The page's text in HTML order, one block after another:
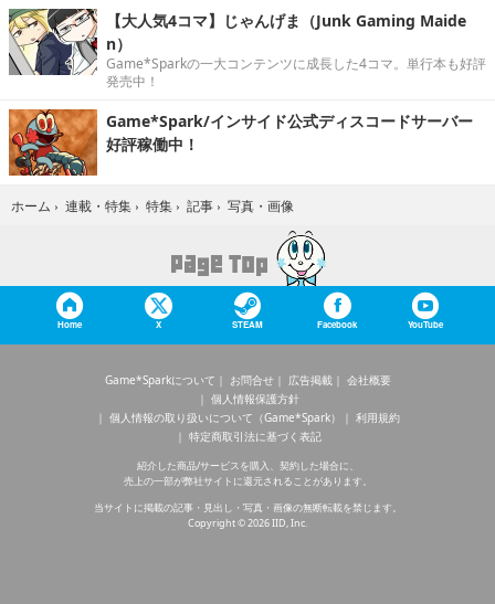
【大人気4コマ】じゃんげま（Junk Gaming Maide
n）
Game*Sparkの一大コンテンツに成長した4コマ。単行本も好評
発売中！
Game*Spark/インサイド公式ディスコードサーバー
好評稼働中！
ホーム › 連載・特集 › 特集 › 記事 › 写真・画像
Home X STEAM Facebook YouTube
Game*Sparkについて お問合せ 広告掲載
会社概要
個人情報保護方針
個人情報の取り扱いについて（Game*Spark）
利用規約
特定商取引法に基づく表記
紹介した商品/サービスを購入、契約した場合に、
売上の一部が弊社サイトに還元されることがあります。
当サイトに掲載の記事・見出し・写真・画像の無断転載を禁じます。
Copyright © 2026 IID, Inc.